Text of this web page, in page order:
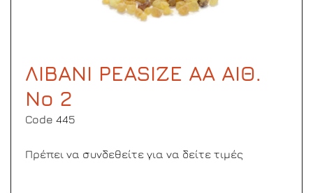
ΛΙΒΑΝΙ PEASIZE AΑ ΑΙΘ.
Νο 2
Code 445
Πρέπει να συνδεθείτε για να δείτε τιμές